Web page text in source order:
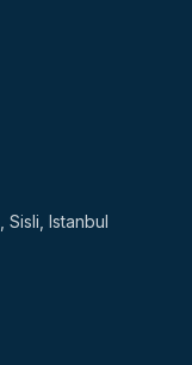
Sisli Istanbul